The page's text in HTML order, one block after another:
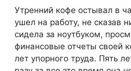
Утренний кофе остывал в
ушел на работу, не сказав
сидела за ноутбуком,
финансовые отчеты своей
лет упорного труда. Пять